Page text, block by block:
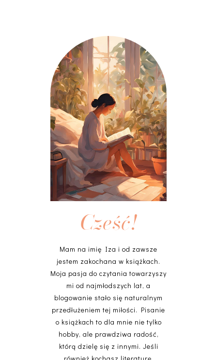
Cześć!
Mam na imię Iza i od zawsze
jestem zakochana w książkach.
Moja pasja do czytania towarzyszy
mi od najmłodszych lat, a
blogowanie stało się naturalnym
przedłużeniem tej miłości. Pisanie
o książkach to dla mnie nie tylko
hobby, ale prawdziwa radość,
którą dzielę się z innymi. Jeśli
również kochasz literaturę,